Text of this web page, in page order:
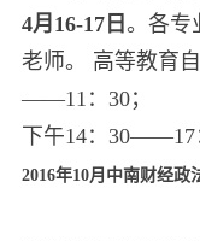
4月16-17日 。各专
老师。 高等教育
——11：30；
下午14：30——17
2016年10月中南财经政